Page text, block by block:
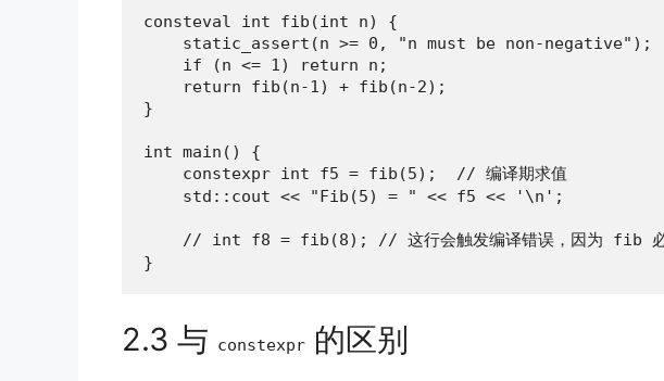
consteval int fib(int n) {
    static_assert(n >= 0, "n must be non-negative");
    if (n <= 1) return n;
    return fib(n-1) + fib(n-2);
}
int main() {
    constexpr int f5 = fib(5);  // 编译期求值
    std::cout << "Fib(5) = " << f5 << '\n';
// int f8 = fib(8); // 这行会触发编译错误，因为 fib 必
}
2.3 与 constexpr 的区别